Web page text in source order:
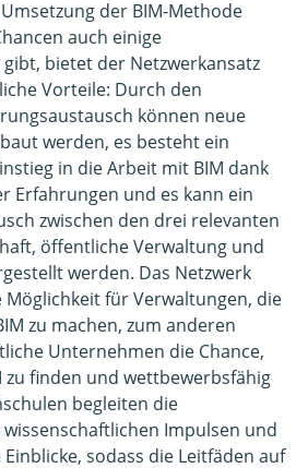
der BIM-Methode
auch einige
bietet der Netzwerkansatz
Vorteile: Durch den
können neue
werden, es besteht ein
in die Arbeit mit BIM dank
Erfahrungen und es kann ein
zwischen den drei relevanten
öffentliche Verwaltung und
werden. Das Netzwerk
für Verwaltungen, die
zu machen, zum anderen
Unternehmen die Chance,
zu finden und wettbewerbsfähig
begleiten die
Impulsen und
sodass die Leitfäden auf